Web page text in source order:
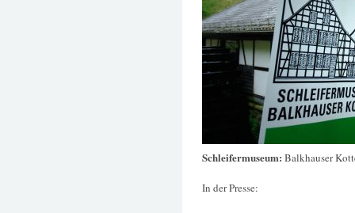
Schleifermuseum: Balkhauser
In der Presse: